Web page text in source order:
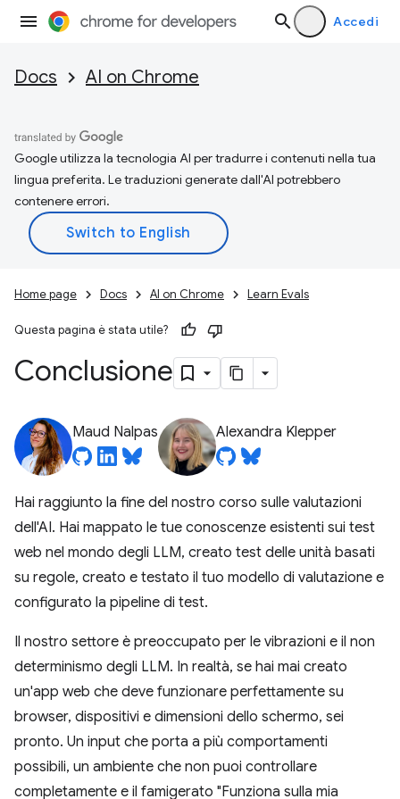
Accedi
Docs AI on Chrome
Google utilizza la tecnologia AI per tradurre i contenuti nella tua
lingua preferita. Le traduzioni generate dall'AI potrebbero
contenere errori.
Home page Docs AI on Chrome Learn Evals
Questa pagina è stata utile?
Conclusione
Maud Nalpas Alexandra Klepper
Hai raggiunto la fine del nostro corso sulle valutazioni
dell'AI. Hai mappato le tue conoscenze esistenti sui test
web nel mondo degli LLM, creato test delle unità basati
su regole, creato e testato il tuo modello di valutazione e
configurato la pipeline di test.
Il nostro settore è preoccupato per le vibrazioni e il non
determinismo degli LLM. In realtà, se hai mai creato
un'app web che deve funzionare perfettamente su
browser, dispositivi e dimensioni dello schermo, sei
pronto. Un input che porta a più comportamenti
possibili, un ambiente che non puoi controllare
completamente e il famigerato "Funziona sulla mia